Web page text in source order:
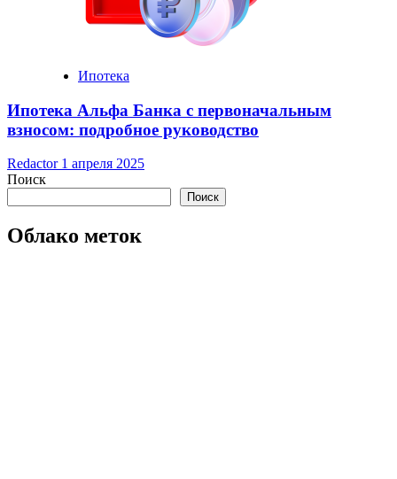
Ипотека
Ипотека Альфа Банка с первоначальным
взносом: подробное руководство
Redactor 1 апреля 2025
Поиск
Поиск
Облако меток